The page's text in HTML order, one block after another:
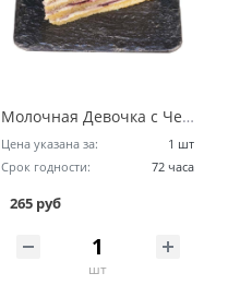
Молочная Девочка с Черникой
Цена указана за:
1 шт
Срок годности:
72 часа
265 руб
шт